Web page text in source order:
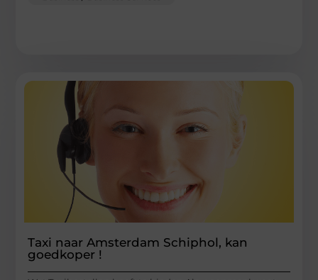
Taxi naar Amsterdam Schiphol, kan
goedkoper !